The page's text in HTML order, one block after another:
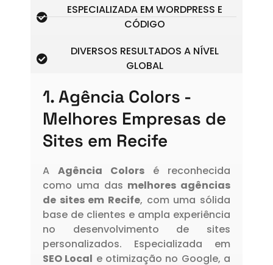
ESPECIALIZADA EM WORDPRESS E
CÓDIGO
DIVERSOS RESULTADOS A NÍVEL
GLOBAL
1. Agência Colors -
Melhores Empresas de
Sites em Recife
A Agência Colors é reconhecida
como uma das melhores agências
de sites em Recife, com uma sólida
base de clientes e ampla experiência
no desenvolvimento de sites
personalizados. Especializada em
SEO Local e otimização no Google, a